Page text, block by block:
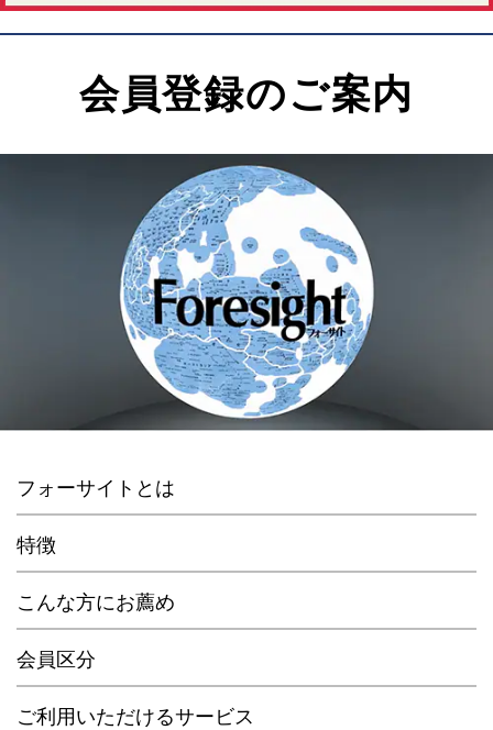
会員登録のご案内
フォーサイトとは
特徴
こんな方にお薦め
会員区分
ご利用いただけるサービス